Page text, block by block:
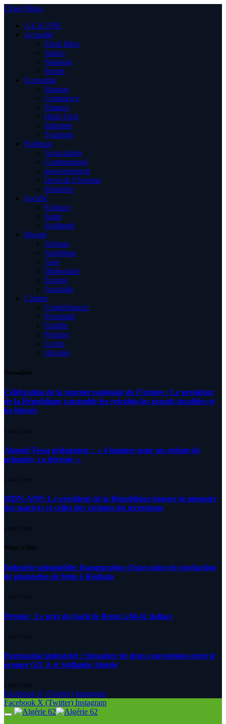
Close Menu
A LA UNE
Actualité
Flash Infos
Justice
National
Sports
Economie
Banque
Commerce
Finance
High-Tech
Industrie
Tourisme
Politique
Association
Communiqué
gouvernement
Droit de l’homme
Ministère
Société
Enfance
Santé
Solidarité
Monde
Afrique
Amérique
Asie
Diplomatie
Europe
Australia
Culture
Condoléances
Proximité
Famille
Podcast
Livres
Histoire
Actualités
Célébration de la journée nationale de l’Armée : Le président
de la République rassemble les retraités,les grands invalides et
les blessés
5 AOÛT 2026
Ahmed Tessa pédagogue : » 4 langues pour un enfant du
primaire, ça déroute «
4 AOÛT 2026
MDN-ANP: Le président de la République honore la mémoire
des martyrs et celles des victimes du terrorisme
4 AOÛT 2026
What's Hot
Industrie automobile: Inauguration d’une usine de production
de plaquettes de frein à Réghaïa
5 AOÛT 2026
Pétrole : Le prix du baril de Brent à 80.42 dollars
5 AOÛT 2026
Partenariat industriel : Signature de deux conventions entre le
groupe GICA et Setllantis Algérie
5 AOÛT 2026
Facebook X (Twitter) Instagram
Facebook X (Twitter) Instagram